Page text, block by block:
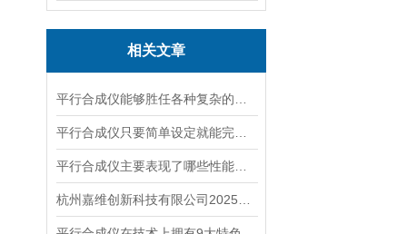
相关文章